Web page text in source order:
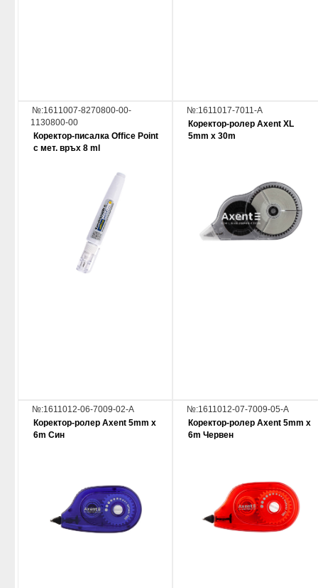
№:1611007-8270800-00-
1130800-00
Коректор-писалка Office Point
с мет. връх 8 ml
№:1611017-7011-A
Коректор-ролер Axent XL
5mm х 30m
№:1611012-06-7009-02-A
Коректор-ролер Axent 5mm x
6m Син
№:1611012-07-7009-05-A
Коректор-ролер Axent 5mm x
6m Червен